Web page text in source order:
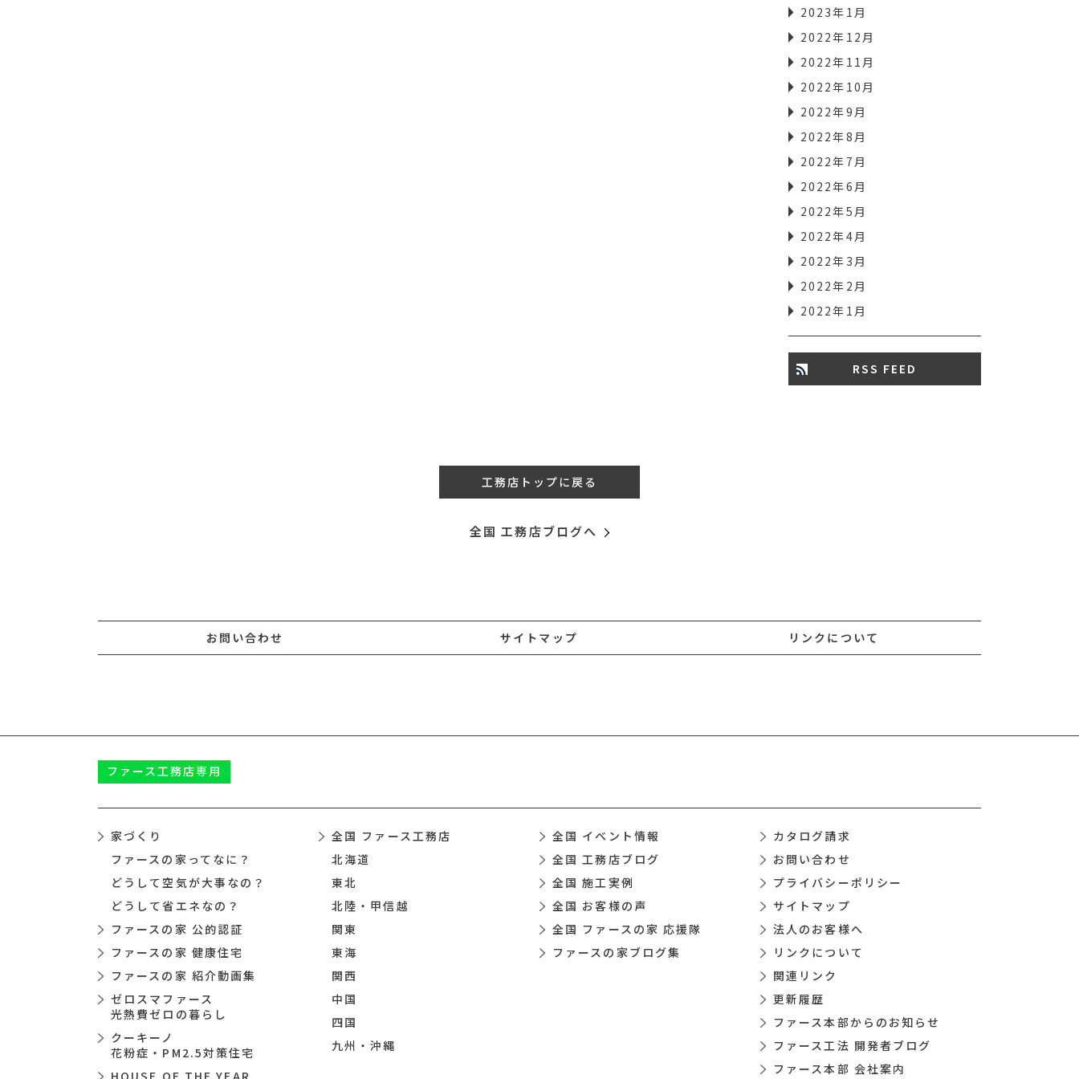
2023年1月
2022年12月
2022年11月
2022年10月
2022年9月
2022年8月
2022年7月
2022年6月
2022年5月
2022年4月
2022年3月
2022年2月
2022年1月
RSS FEED
工務店トップに戻る
全国 工務店ブログへ
お問い合わせ サイトマップ リンクについて
ファース工務店専用
家づくり
ファースの家ってなに？
どうして空気が大事なの？
どうして省エネなの？
ファースの家 公的認証
ファースの家 健康住宅
ファースの家 紹介動画集
ゼロスマファース
光熱費ゼロの暮らし
クーキーノ
花粉症・PM2.5対策住宅
HOUSE OF THE YEAR
全国 ファース工務店
北海道
東北
北陸・甲信越
関東
東海
関西
中国
四国
九州・沖縄
全国 イベント情報
全国 工務店ブログ
全国 施工実例
全国 お客様の声
全国 ファースの家 応援隊
ファースの家ブログ集
カタログ請求
お問い合わせ
プライバシーポリシー
サイトマップ
法人のお客様へ
リンクについて
関連リンク
更新履歴
ファース本部からのお知らせ
ファース工法 開発者ブログ
ファース本部 会社案内